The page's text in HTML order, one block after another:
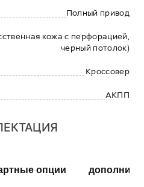
Полный привод
кожа с перфорацией,
черный потолок)
Кроссовер
АКПП
опции